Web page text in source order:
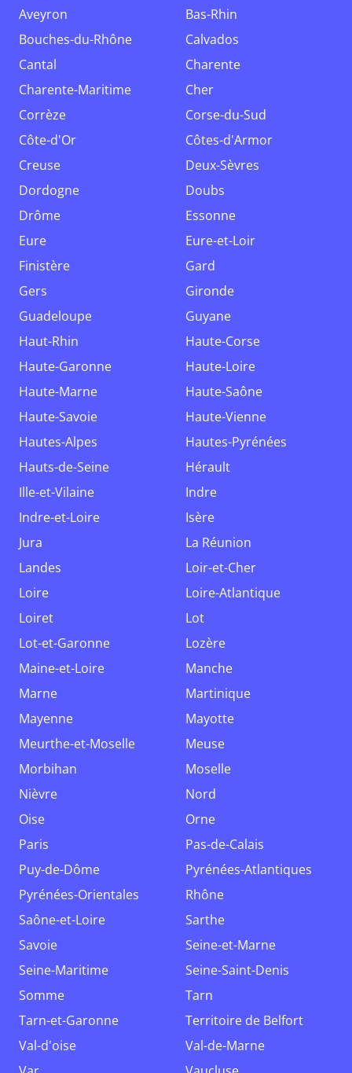
Aveyron
Bas-Rhin
Bouches-du-Rhône
Calvados
Cantal
Charente
Charente-Maritime
Cher
Corrèze
Corse-du-Sud
Côte-d'Or
Côtes-d'Armor
Creuse
Deux-Sèvres
Dordogne
Doubs
Drôme
Essonne
Eure
Eure-et-Loir
Finistère
Gard
Gers
Gironde
Guadeloupe
Guyane
Haut-Rhin
Haute-Corse
Haute-Garonne
Haute-Loire
Haute-Marne
Haute-Saône
Haute-Savoie
Haute-Vienne
Hautes-Alpes
Hautes-Pyrénées
Hauts-de-Seine
Hérault
Ille-et-Vilaine
Indre
Indre-et-Loire
Isère
Jura
La Réunion
Landes
Loir-et-Cher
Loire
Loire-Atlantique
Loiret
Lot
Lot-et-Garonne
Lozère
Maine-et-Loire
Manche
Marne
Martinique
Mayenne
Mayotte
Meurthe-et-Moselle
Meuse
Morbihan
Moselle
Nièvre
Nord
Oise
Orne
Paris
Pas-de-Calais
Puy-de-Dôme
Pyrénées-Atlantiques
Pyrénées-Orientales
Rhône
Saône-et-Loire
Sarthe
Savoie
Seine-et-Marne
Seine-Maritime
Seine-Saint-Denis
Somme
Tarn
Tarn-et-Garonne
Territoire de Belfort
Val-d'oise
Val-de-Marne